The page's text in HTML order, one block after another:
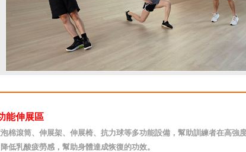
能伸展區
棉滾筒、伸展架、伸展椅、抗力球等多功能設備，幫助訓練者在高強
低乳酸疲勞感，幫助身體達成恢復的功效。